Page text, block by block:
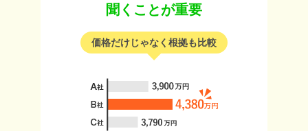
聞くことが重要
価格だけじゃなく根拠も比較